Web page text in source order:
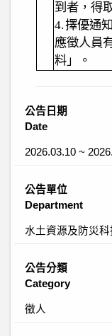
到者，得
4.擇優通
應徵人員
料」。
公告日期
Date
2026.03.10 ~
公告單位
Department
水土資源及防災
公告分類
Category
徵人